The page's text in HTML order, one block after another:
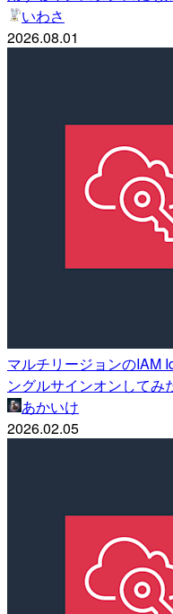
いわさ
2026.08.01
マルチリージョンのIAM
ングルサインオンしてみ
あかいけ
2026.02.05